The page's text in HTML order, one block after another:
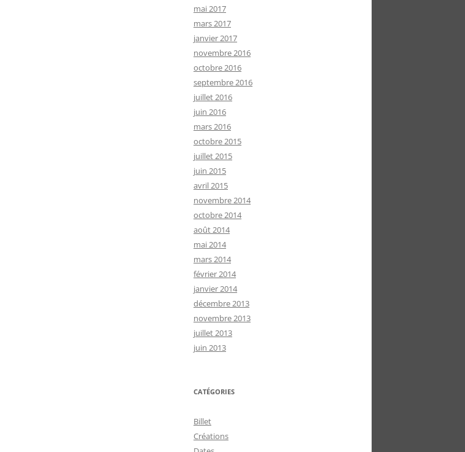
mai 2017
mars 2017
janvier 2017
novembre 2016
octobre 2016
septembre 2016
juillet 2016
juin 2016
mars 2016
octobre 2015
juillet 2015
juin 2015
avril 2015
novembre 2014
octobre 2014
août 2014
mai 2014
mars 2014
février 2014
janvier 2014
décembre 2013
novembre 2013
juillet 2013
juin 2013
CATÉGORIES
Billet
Créations